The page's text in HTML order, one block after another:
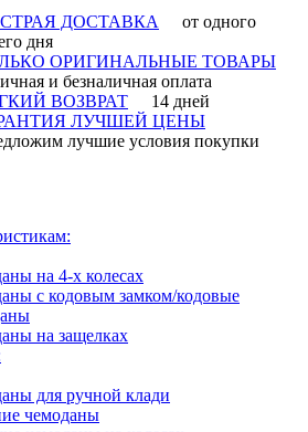
ДОСТАВКА
от одного
дня
ОРИГИНАЛЬНЫЕ ТОВАРЫ
и безналичная оплата
ВОЗВРАТ
14 дней
ЛУЧШЕЙ ЦЕНЫ
лучшие условия покупки
на 4-х колесах
с кодовым замком/кодовые
на защелках
для ручной клади
чемоданы